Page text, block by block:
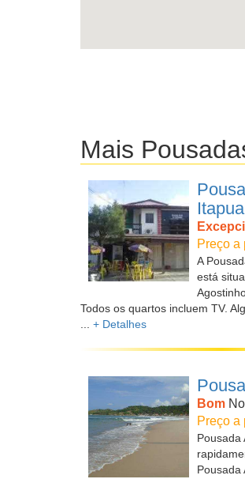
Mais
Preço a
A
está
Todos os quartos incluem TV.
+ Detalhes
Bom
Preço a
Pousada
Pousada